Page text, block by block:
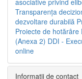
Transparenţa
dezvoltare durabilă
Proiecte de hotărâre
(Anexa 2) DDI -
online
Informaţii de contact